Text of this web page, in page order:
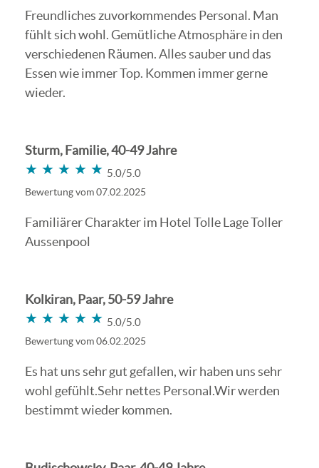
Freundliches zuvorkommendes Personal. Man
fühlt sich wohl. Gemütliche Atmosphäre in den
verschiedenen Räumen. Alles sauber und das
Essen wie immer Top. Kommen immer gerne
wieder.
Sturm, Familie, 40-49 Jahre
★★★★★
★★★★★ 5.0/5.0
Bewertung vom 07.02.2025
Familiärer Charakter im Hotel Tolle Lage Toller
Aussenpool
Kolkiran, Paar, 50-59 Jahre
★★★★★
★★★★★ 5.0/5.0
Bewertung vom 06.02.2025
Es hat uns sehr gut gefallen, wir haben uns sehr
wohl gefühlt.Sehr nettes Personal.Wir werden
bestimmt wieder kommen.